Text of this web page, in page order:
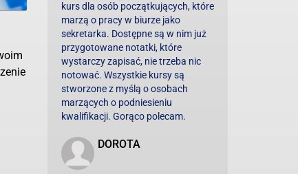
kurs dla osób początkujących, które
marzą o pracy w biurze jako
sekretarka. Dostępne są w nim już
przygotowane notatki, które
wystarczy zapisać, nie trzeba nic
notować. Wszystkie kursy są
stworzone z myślą o osobach
marzących o podniesieniu
kwalifikacji. Gorąco polecam.
DOROTA